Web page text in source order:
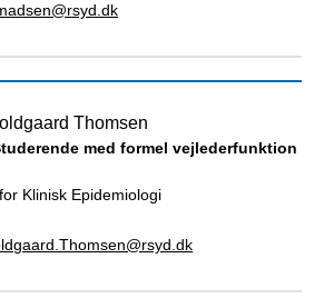
Thomsen
med formel vejlederfunktion
Klinisk Epidemiologi